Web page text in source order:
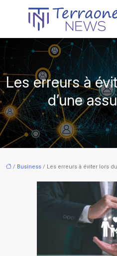
Les erreurs à
d’une
/ Business / Les erreurs à éviter lors